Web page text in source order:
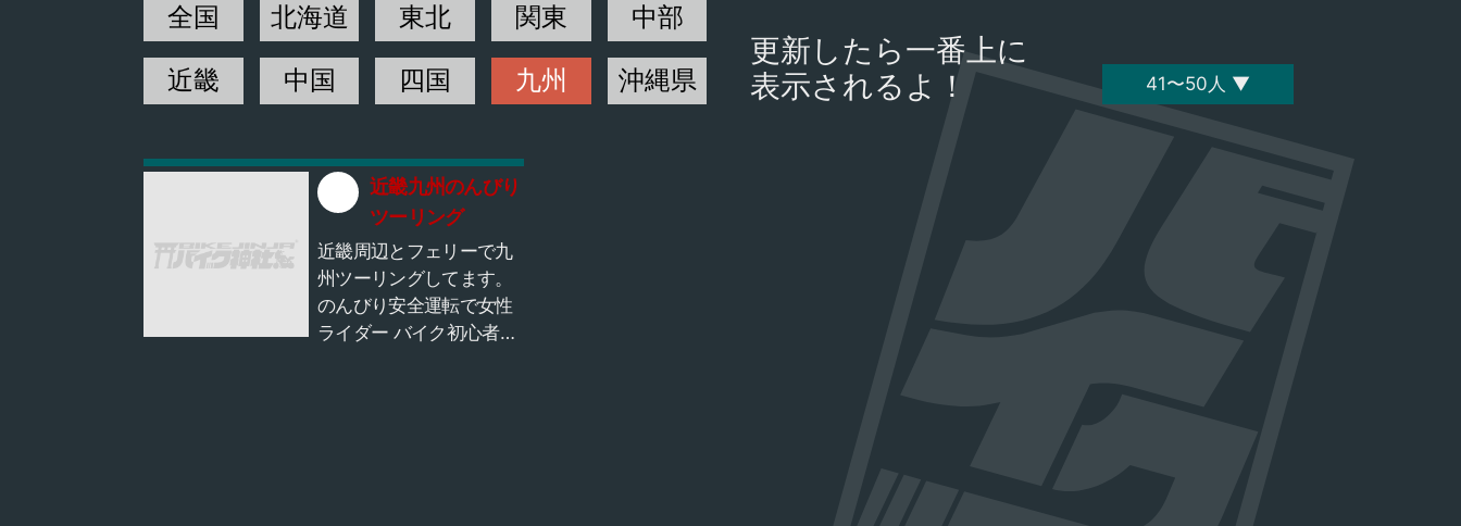
全国 北海道 東北 関東
中部
近畿
中国 四国 九州 沖縄県
更新したら一番上に
表示されるよ！
41〜50人 ▼
近畿九州のんびり
ツーリング
近畿周辺とフェリーで九
州ツーリングしてます。
のんびり安全運転で女性
ライダー バイク初心者も